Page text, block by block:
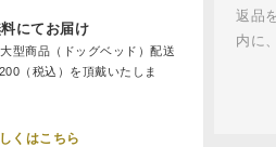
にてお届け
型商品（ドッグベッド）配送
（税込）を頂戴いたしま
くはこちら
返品
内に